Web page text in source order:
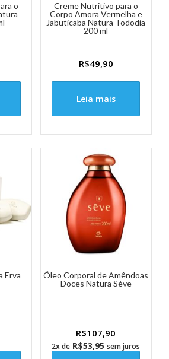
o
Creme Nutritivo para o
Corpo Amora Vermelha e
Jabuticaba Natura Tododia
200 ml
R$49,90
Leia mais
Erva
Óleo Corporal de Amêndoas
Doces Natura Sève
R$107,90
2x de R$53,95 sem juros